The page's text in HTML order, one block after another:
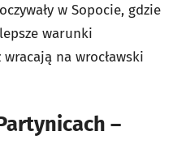
w Sopocie, gdzie
warunki
na wrocławski
–